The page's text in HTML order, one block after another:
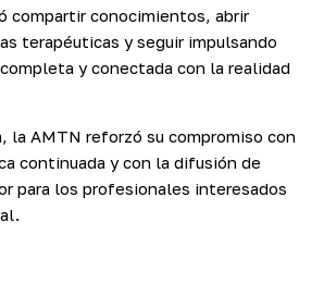
compartir conocimientos, abrir
terapéuticas y seguir impulsando
y conectada con la realidad
la AMTN reforzó su compromiso con
continuada y con la difusión de
para los profesionales interesados